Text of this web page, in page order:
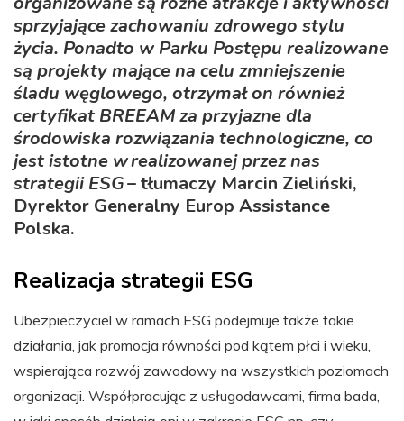
sprzyjające zachowaniu zdrowego stylu
życia. Ponadto w Parku Postępu realizowane
są projekty mające na celu zmniejszenie
śladu węglowego, otrzymał on również
certyfikat BREEAM za przyjazne dla
środowiska rozwiązania technologiczne, co
jest istotne w realizowanej przez nas
strategii ESG– tłumaczy Marcin Zieliński,
Dyrektor Generalny Europ Assistance
Polska.
Realizacja strategii ESG
Ubezpieczyciel w ramach ESG podejmuje także takie
działania, jak promocja równości pod kątem płci i wieku,
wspierająca rozwój zawodowy na wszystkich poziomach
organizacji. Współpracując z usługodawcami, firma bada,